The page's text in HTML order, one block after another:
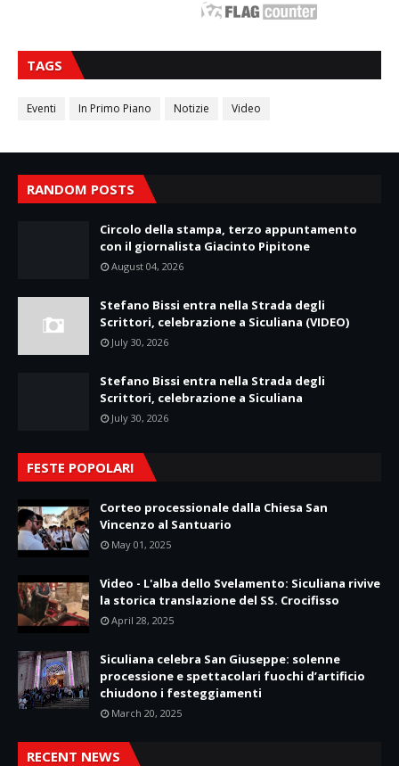
TAGS
Eventi In Primo Piano Notizie Video
RANDOM POSTS
Circolo della stampa, terzo appuntamento
con il giornalista Giacinto Pipitone
August 04, 2026
Stefano Bissi entra nella Strada degli
Scrittori, celebrazione a Siculiana (VIDEO)
July 30, 2026
Stefano Bissi entra nella Strada degli
Scrittori, celebrazione a Siculiana
July 30, 2026
FESTE POPOLARI
Corteo processionale dalla Chiesa San
Vincenzo al Santuario
May 01, 2025
Video - L'alba dello Svelamento: Siculiana rivive
la storica translazione del SS. Crocifisso
April 28, 2025
Siculiana celebra San Giuseppe: solenne
processione e spettacolari fuochi d’artificio
chiudono i festeggiamenti
March 20, 2025
RECENT NEWS